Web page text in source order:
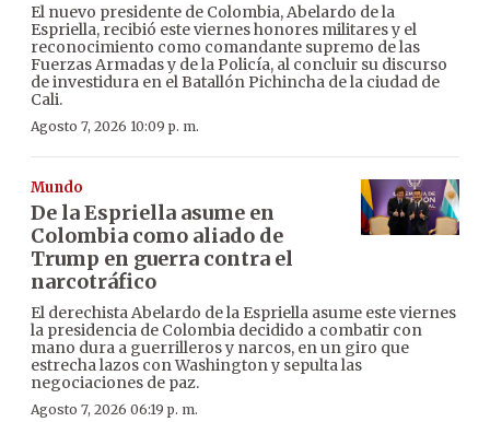
El nuevo presidente de Colombia, Abelardo de la
Espriella, recibió este viernes honores militares y el
reconocimiento como comandante supremo de las
Fuerzas Armadas y de la Policía, al concluir su discurso
de investidura en el Batallón Pichincha de la ciudad de
Cali.
Agosto 7, 2026 10:09 p. m.
Mundo
De la Espriella asume en
Colombia como aliado de
Trump en guerra contra el
narcotráfico
El derechista Abelardo de la Espriella asume este viernes
la presidencia de Colombia decidido a combatir con
mano dura a guerrilleros y narcos, en un giro que
estrecha lazos con Washington y sepulta las
negociaciones de paz.
Agosto 7, 2026 06:19 p. m.